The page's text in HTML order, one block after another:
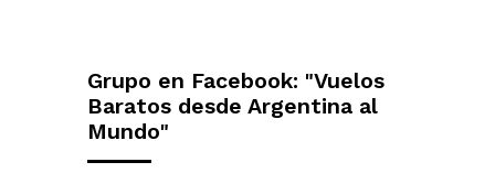
Grupo en Facebook: "Vuelos
Baratos desde Argentina al
Mundo"